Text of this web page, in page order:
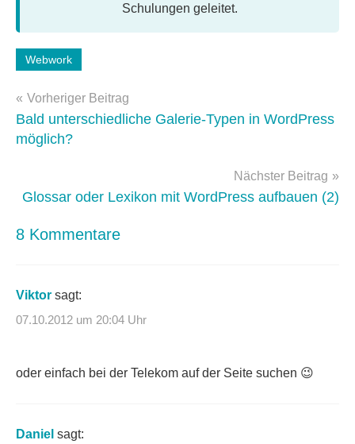
Schulungen geleitet.
Schlagwörter:
seo,
Tools,
webwork-
Webwork
Beitragsnavigation
Vorheriger Beitrag
Bald unterschiedliche Galerie-Typen in WordPress
möglich?
Nächster Beitrag
Glossar oder Lexikon mit WordPress aufbauen (2)
8 Kommentare
Viktor sagt:
07.10.2012 um 20:04 Uhr
oder einfach bei der Telekom auf der Seite suchen 😉
Daniel sagt: